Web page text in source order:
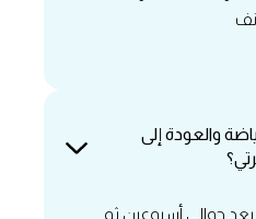
والعودة إلى
حوالي أسبوعين ثم